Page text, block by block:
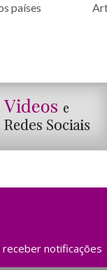
países
notificações